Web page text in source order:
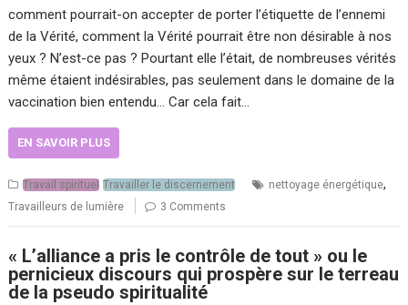
comment pourrait-on accepter de porter l’étiquette de l’ennemi
de la Vérité, comment la Vérité pourrait être non désirable à nos
yeux ? N’est-ce pas ? Pourtant elle l’était, de nombreuses vérités
même étaient indésirables, pas seulement dans le domaine de la
vaccination bien entendu… Car cela fait…
EN SAVOIR PLUS
Travail spirituel Travailler le discernement nettoyage énergétique,
Travailleurs de lumière 3 Comments
« L’alliance a pris le contrôle de tout » ou le
pernicieux discours qui prospère sur le terreau
de la pseudo spiritualité